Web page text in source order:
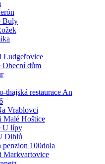
Buly
Ludgeřovice
Obecní dům
thajská restaurace An
Vrablovci
Malé Hoštice
U lípy
Dihlů
penzion 100dola
Markvartovice